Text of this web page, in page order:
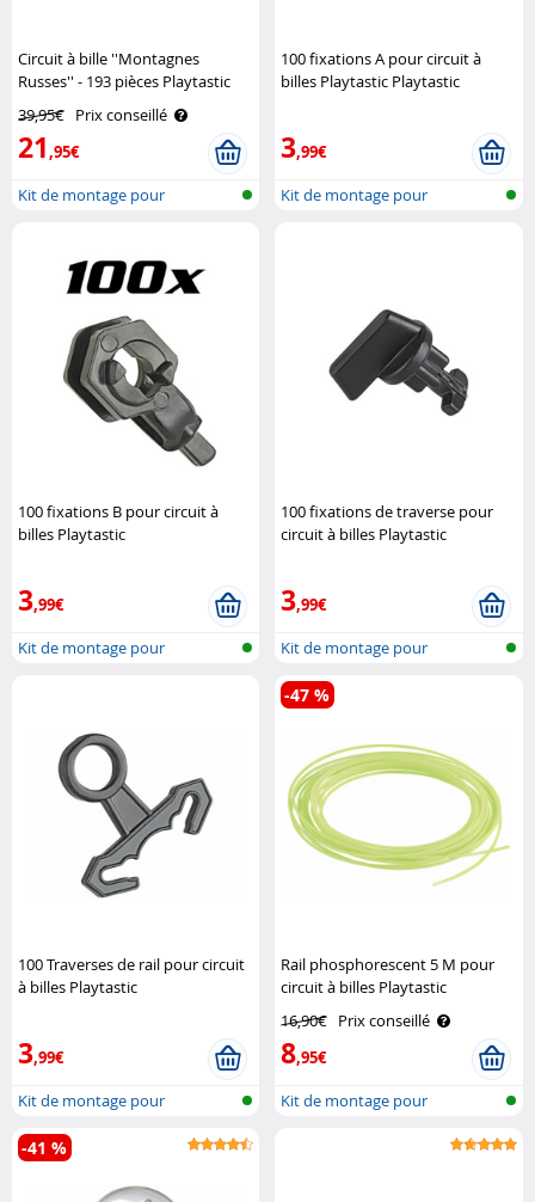
Circuit à bille ''Montagnes
Russes'' - 193 pièces Playtastic
39,95€ Prix conseillé
21,95€
Kit de montage pour
100 fixations A pour circuit à
billes Playtastic Playtastic
3,99€
Kit de montage pour
100 fixations B pour circuit à
billes Playtastic
3,99€
Kit de montage pour
100 fixations de traverse pour
circuit à billes Playtastic
3,99€
Kit de montage pour
montagne russe ..
100 Traverses de rail pour circuit
à billes Playtastic
3,99€
Kit de montage pour
montagne russe ..
Rail phosphorescent 5 M pour
circuit à billes Playtastic
16,90€ Prix conseillé
8,95€
-47 %
Kit de montage pour
-41 %